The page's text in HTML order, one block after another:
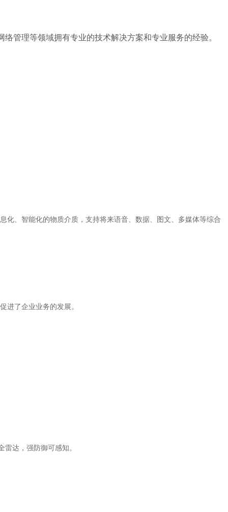
管理等领域拥有专业的技术解决方案和专业服务的经验。
化、智能化的物质介质，支持将来语音、数据、图文、多媒体等综合
进了企业业务的发展。
达，强防御可感知。